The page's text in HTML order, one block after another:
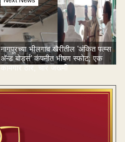
नागपूरच्या भीलगाव खैरीतील 'अंकित पल्प्स
अ‍ॅन्ड बोर्ड्स' कंपनीत भीषण स्फोट; एक
कामगार ठार, चार जखमी